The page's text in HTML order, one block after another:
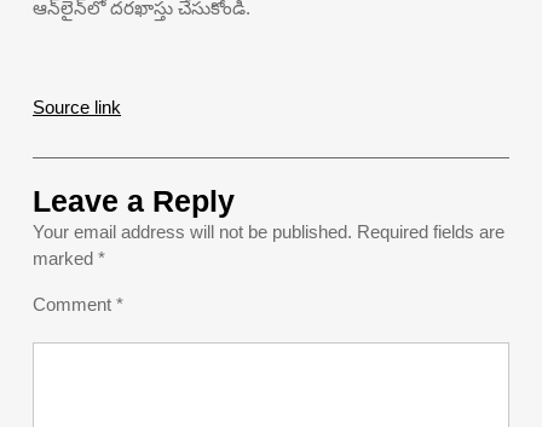
ఆన్‌లైన్‌లో దరఖాస్తు చేసుకోండి.
Source link
Leave a Reply
Your email address will not be published. Required fields are
marked *
Comment *